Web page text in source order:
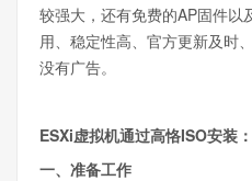
较强大，还有免费的AP固件以
用、稳定性高、官方更新及时
没有广告。
ESXi虚拟机通过高恪ISO安装：
一、准备工作